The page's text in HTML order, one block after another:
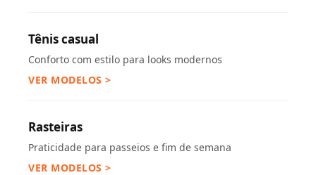
Tênis casual
Conforto com estilo para looks modernos
VER MODELOS >
Rasteiras
Praticidade para passeios e fim de semana
VER MODELOS >